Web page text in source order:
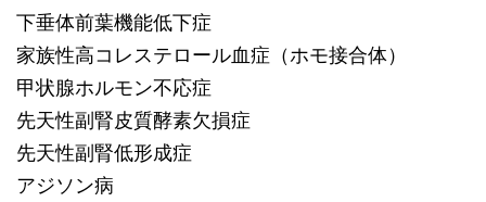
下垂体前葉機能低下症
家族性高コレステロール血症（ホモ接合体）
甲状腺ホルモン不応症
先天性副腎皮質酵素欠損症
先天性副腎低形成症
アジソン病